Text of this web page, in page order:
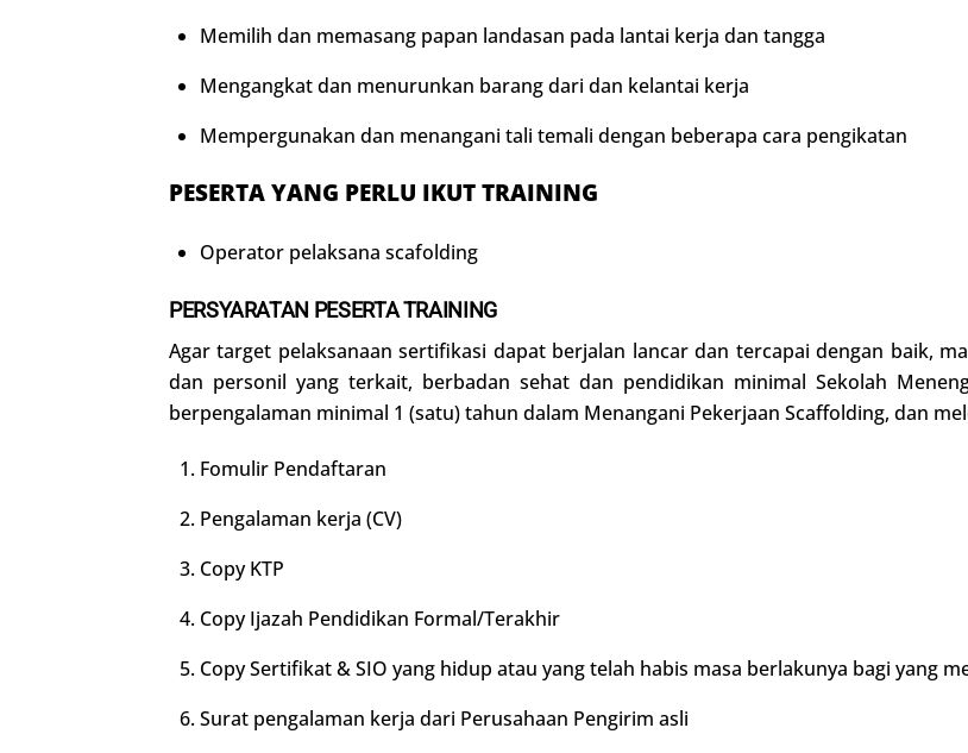
Memilih dan memasang papan landasan pada lantai kerja dan tangga
Mengangkat dan menurunkan barang dari dan kelantai kerja
Mempergunakan dan menangani tali temali dengan beberapa cara pengikatan
PESERTA YANG PERLU IKUT TRAINING
Operator pelaksana scafolding
PERSYARATAN PESERTA TRAINING
Agar target pelaksanaan sertifikasi dapat berjalan lancar dan tercapai dengan baik,
dan personil yang terkait, berbadan sehat dan pendidikan minimal Sekolah
berpengalaman minimal 1 (satu) tahun dalam Menangani Pekerjaan Scaffolding, dan
Fomulir Pendaftaran
Pengalaman kerja (CV)
Copy KTP
Copy Ijazah Pendidikan Formal/Terakhir
Copy Sertifikat & SIO yang hidup atau yang telah habis masa berlakunya bagi yang
Surat pengalaman kerja dari Perusahaan Pengirim asli